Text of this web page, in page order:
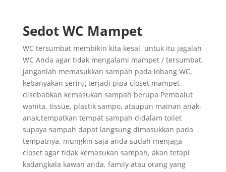
Sedot WC Mampet
WC tersumbat membikin kita kesal, untuk itu jagalah
WC Anda agar tidak mengalami mampet / tersumbat,
janganlah memasukkan sampah pada lobang WC,
kebanyakan sering terjadi pipa closet mampet
disebabkan kemasukan sampah berupa Pembalut
wanita, tissue, plastik sampo, ataupun mainan anak-
anak,tempatkan tempat sampah didalam toilet
supaya sampah dapat langsung dimasukkan pada
tempatnya, mungkin saja anda sudah menjaga
closet agar tidak kemasukan sampah, akan tetapi
kadangkala kawan anda, family atau orang yang